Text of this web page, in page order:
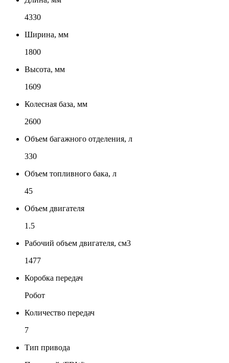
4330
Ширина, мм
1800
Высота, мм
1609
Колесная база, мм
2600
Объем багажного отделения, л
330
Объем топливного бака, л
45
Объем двигателя
1.5
Рабочий объем двигателя, см3
1477
Коробка передач
Робот
Количество передач
7
Тип привода